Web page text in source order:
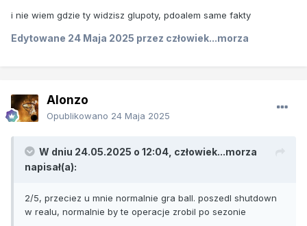
i nie wiem gdzie ty widzisz glupoty, pdoalem same fakty
Edytowane 24 Maja 2025 przez człowiek...morza
Alonzo
Opublikowano 24 Maja 2025
W dniu 24.05.2025 o 12:04, człowiek...morza
napisał(a):
2/5, przeciez u mnie normalnie gra ball. poszedl shutdown
w realu, normalnie by te operacje zrobil po sezonie